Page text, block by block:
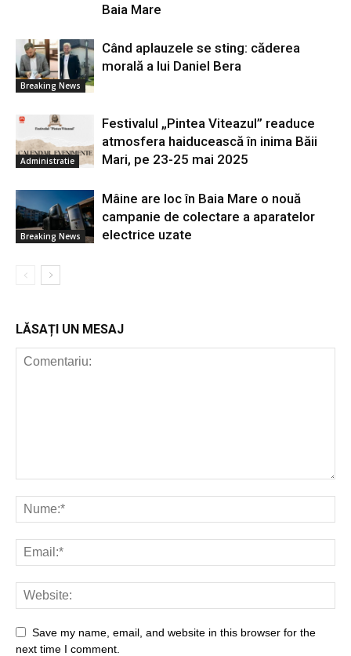
Baia Mare
Breaking News
Când aplauzele se sting: căderea
morală a lui Daniel Bera
Administratie
Festivalul „Pintea Viteazul” readuce
atmosfera haiducească în inima Băii
Mari, pe 23-25 mai 2025
Breaking News
Mâine are loc în Baia Mare o nouă
campanie de colectare a aparatelor
electrice uzate
LĂSAȚI UN MESAJ
Save my name, email, and website in this browser for the
next time I comment.